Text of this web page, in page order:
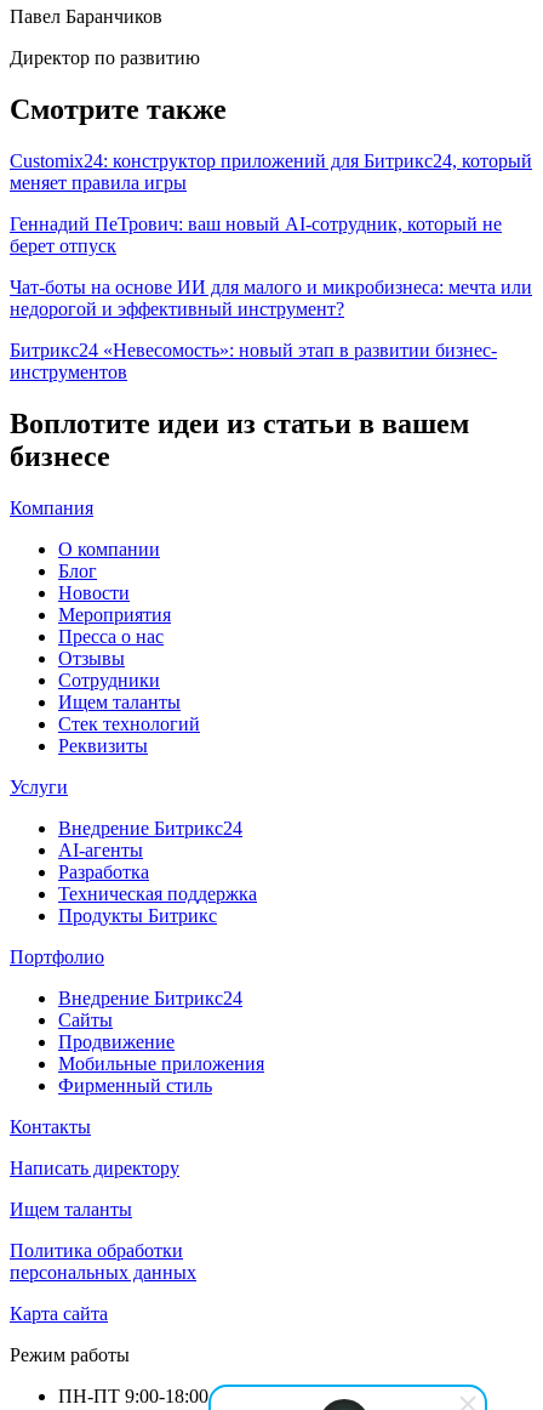
Павел Баранчиков
Директор по развитию
Смотрите также
Customix24: конструктор приложений для Битрикс24, который
меняет правила игры
Геннадий ПеТрович: ваш новый AI-сотрудник, который не
берет отпуск
Чат-боты на основе ИИ для малого и микробизнеса: мечта или
недорогой и эффективный инструмент?
Битрикс24 «Невесомость»: новый этап в развитии бизнес-
инструментов
Воплотите идеи из статьи в вашем
бизнесе
Компания
О компании
Блог
Новости
Мероприятия
Пресса о нас
Отзывы
Сотрудники
Ищем таланты
Стек технологий
Реквизиты
Услуги
Внедрение Битрикс24
AI-агенты
Разработка
Техническая поддержка
Продукты Битрикс
Портфолио
Внедрение Битрикс24
Сайты
Продвижение
Мобильные приложения
Фирменный стиль
Контакты
Написать директору
Ищем таланты
Политика обработки
персональных данных
Карта сайта
Режим работы
ПН-ПТ 9:00-18:00